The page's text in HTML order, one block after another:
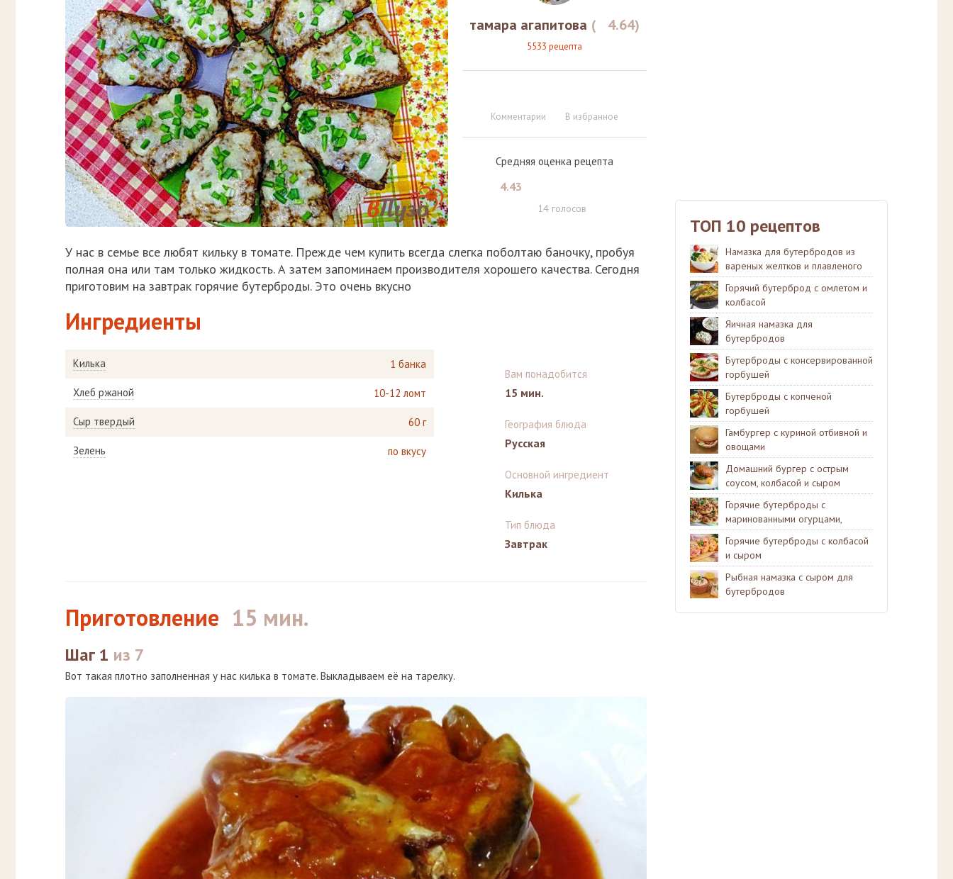
тамара агапитова ( 4.64)
5533 рецепта
Комментарии В избранное
Средняя оценка рецепта
4.43
14голосов
У нас в семье все любят кильку в томате. Прежде чем купить всегда слегка поболтаю баночку, пробуя
полная она или там только жидкость. А затем запоминаем производителя хорошего качества. Сегодня
приготовим на завтрак горячие бутерброды. Это очень вкусно
Ингредиенты
Килька 1 банка
Хлеб ржаной 10-12 ломт
Сыр твердый 60 г
Зелень по вкусу
Вам понадобится
15 мин.
География блюда
Русская
Основной ингредиент
Килька
Тип блюда
Завтрак
Приготовление 15 мин.
Шаг 1 из 7
Вот такая плотно заполненная у нас килька в томате. Выкладываем её на тарелку.
ТОП 10 рецептов
Намазка для бутербродов из
вареных желтков и плавленого
сыра
Горячий бутерброд с омлетом и
колбасой
Яичная намазка для
бутербродов
Бутерброды с консервированной
горбушей
Бутерброды с копченой
горбушей
Гамбургер с куриной отбивной и
овощами
Домашний бургер с острым
соусом, колбасой и сыром
Горячие бутерброды с
маринованными огурцами,
колбасой и сыром
Горячие бутерброды с колбасой
и сыром
Рыбная намазка с сыром для
бутербродов